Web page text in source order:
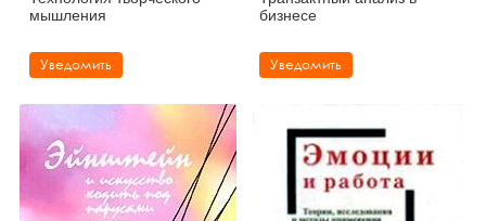
мышления
Уведомить
бизнесе
Уведомить